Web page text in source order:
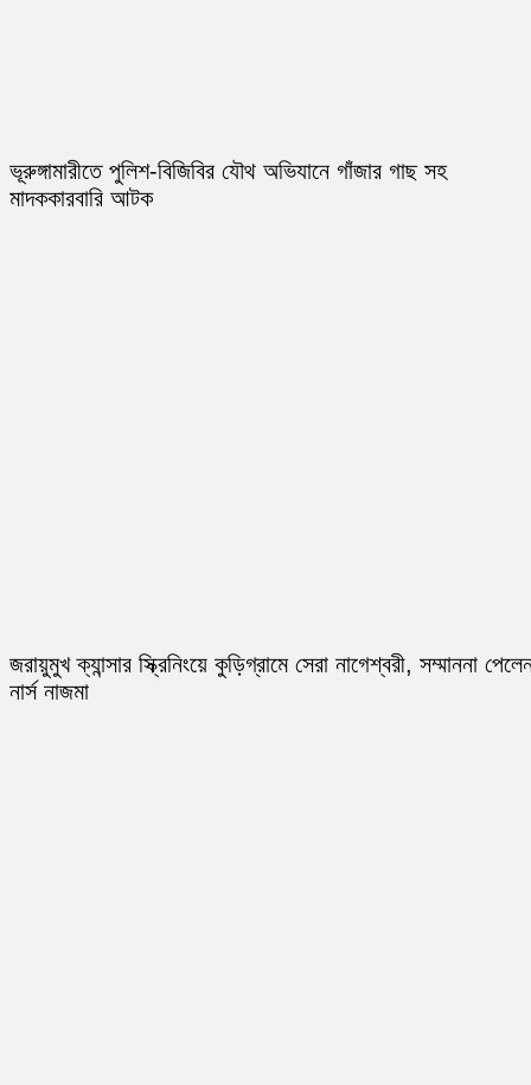
ভূরুঙ্গামারীতে পুলিশ-বিজিবির যৌথ অভিযানে গাঁজার গাছ সহ
মাদককারবারি আটক
জরায়ুমুখ ক্যান্সার স্ক্রিনিংয়ে কুড়িগ্রামে সেরা নাগেশ্বরী, সম্মাননা
নার্স নাজমা